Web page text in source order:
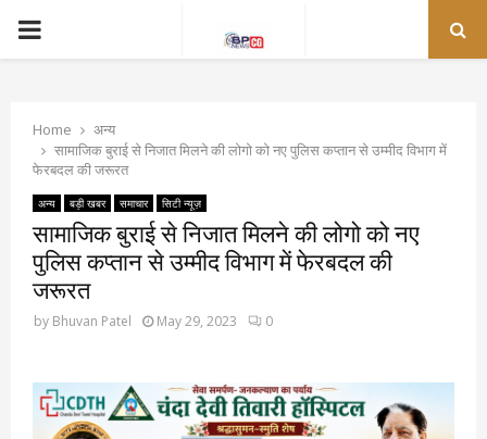
PRIMARY
Home
अन्य
सामाजिक बुराई से निजात मिलने की लोगो को नए पुलिस कप्तान से उम्मीद विभाग में
फेरबदल की जरूरत
अन्य बड़ी खबर समाचार सिटी न्यूज़
सामाजिक बुराई से निजात मिलने की लोगो को नए
पुलिस कप्तान से उम्मीद विभाग में फेरबदल की
जरूरत
by Bhuvan Patel May 29, 2023 0